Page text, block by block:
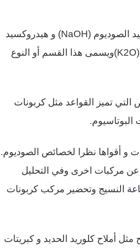
الصوديوم (NaOH) و هيدروكسيد
(K2O)ويسمى هذا القسم أو النوع
تميز القواعد مثل كربونات
البوتاسيوم.
و أقواها نظرا لخصائص الصوديوم.
مركبات اخرى وفي التحليل
النسيج وتحضير مركب كربونات
أملاح كلوريد الحديد و كبريتات